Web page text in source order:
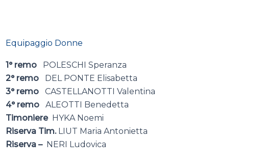
Equipaggio Donne
1° remo
POLESCHI Speranza
2° remo DEL PONTE Elisabetta
3° remo CASTELLANOTTI Valentina
4° remo ALEOTTI Benedetta
Timoniere HYKA Noemi
Riserva Tim. LIUT Maria Antonietta
Riserva – NERI Ludovica